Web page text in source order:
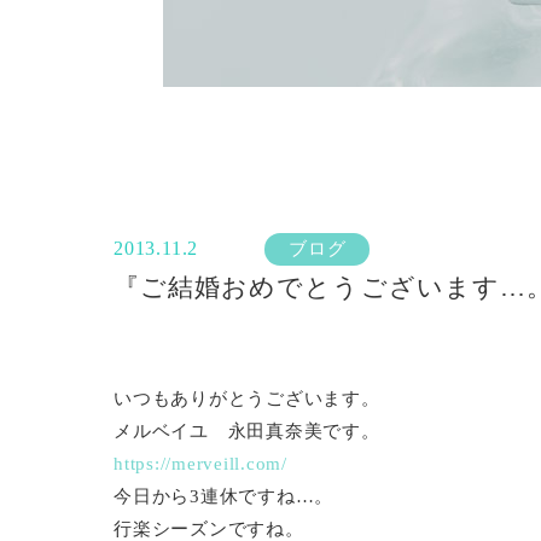
2013.11.2 ブログ
『ご結婚おめでとうございます…
いつもありがとうございます。
メルベイユ 永田真奈美です。
https://merveill.com/
今日から3連休ですね…。
行楽シーズンですね。